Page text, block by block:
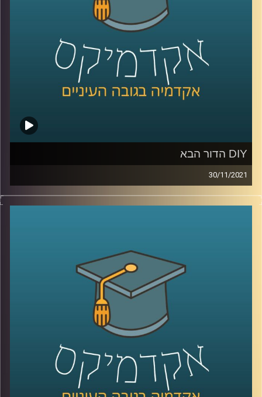
לשיחה עם ד"ר אורי ליפשין על מגיפת הפרידות בתקופת
לחצו כאן
לשיחה עם ד"ר אורי ליפשין על "מוטיבציה לחוסר אונים" –
DIY הדור הבא
30/11/2021
היום הרבה אנשים עם רעיון לא יכולים לממש אותו בגלל
היעדר ידע מקצועי, החלום של פרופ' אריאל (אריק) שמיר,
מטרתו של פרופ' שמיר היא להנגיש יכולות שבעבר היו שמורות
רק לאנשי מקצוע.אדם שרוצה לערוך סרט ולא יודע איך יוכל
לכתוב במילים את תוכן הסרט והמחשב יערוך את חומרי הגלם
באופן אוטומטי; מעצבים לא יצטרכו את עזרתם של מהנדסים
ונגרים לתכנון כי רובוטים יעשו את החישובים עבורם. רוצים
עוד דוגמאות? האזינו לפודקסט.
לשיחה עם פרופ' אריאל (אריק) שמיר בנושא "מי מפחד/ת
ממדעי המחשב" –לחצו כאן